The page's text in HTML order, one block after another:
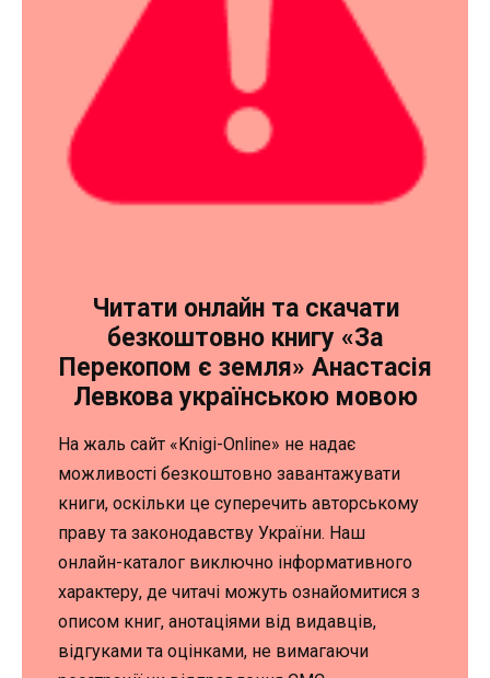
Читати онлайн та скачати
безкоштовно книгу «За
Перекопом є земля» Анастасія
Левкова українською мовою
На жаль сайт «Knigi-Online» не надає
можливості безкоштовно завантажувати
книги, оскільки це суперечить авторському
праву та законодавству України. Наш
онлайн-каталог виключно інформативного
характеру, де читачі можуть ознайомитися з
описом книг, анотаціями від видавців,
відгуками та оцінками, не вимагаючи